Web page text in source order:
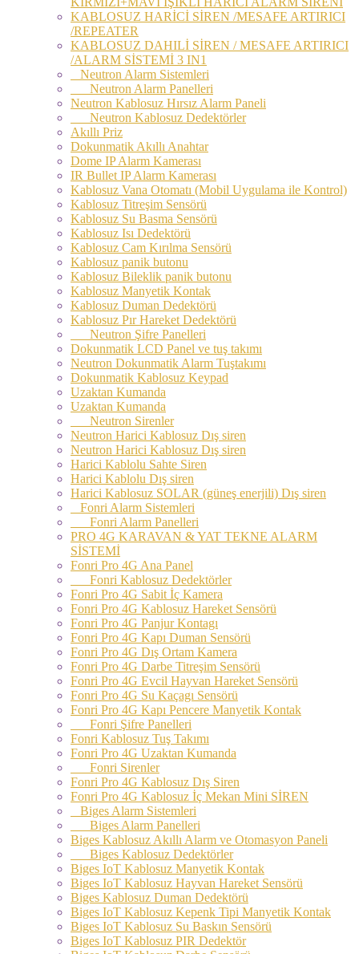
KABLOSUZ HARİCİ SİREN /MESAFE ARTIRICI
/REPEATER
KABLOSUZ DAHILİ SİREN / MESAFE ARTIRICI
/ALARM SİSTEMİ 3 IN1
Neutron Alarm Sistemleri
Neutron Alarm Panelleri
Neutron Kablosuz Hırsız Alarm Paneli
Neutron Kablosuz Dedektörler
Akıllı Priz
Dokunmatik Akıllı Anahtar
Dome IP Alarm Kamerası
IR Bullet IP Alarm Kamerası
Kablosuz Vana Otomatı (Mobil Uygulama ile Kontrol)
Kablosuz Titreşim Sensörü
Kablosuz Su Basma Sensörü
Kablosuz Isı Dedektörü
Kablosuz Cam Kırılma Sensörü
Kablosuz panik butonu
Kablosuz Bileklik panik butonu
Kablosuz Manyetik Kontak
Kablosuz Duman Dedektörü
Kablosuz Pır Hareket Dedektörü
Neutron Şifre Panelleri
Dokunmatik LCD Panel ve tuş takımı
Neutron Dokunmatik Alarm Tuştakımı
Dokunmatik Kablosuz Keypad
Uzaktan Kumanda
Uzaktan Kumanda
Neutron Sirenler
Neutron Harici Kablosuz Dış siren
Neutron Harici Kablosuz Dış siren
Harici Kablolu Sahte Siren
Harici Kablolu Dış siren
Harici Kablosuz SOLAR (güneş enerjili) Dış siren
Fonri Alarm Sistemleri
Fonri Alarm Panelleri
PRO 4G KARAVAN & YAT TEKNE ALARM
SİSTEMİ
Fonri Pro 4G Ana Panel
Fonri Kablosuz Dedektörler
Fonri Pro 4G Sabit İç Kamera
Fonri Pro 4G Kablosuz Hareket Sensörü
Fonri Pro 4G Panjur Kontagı
Fonri Pro 4G Kapı Duman Sensörü
Fonri Pro 4G Dış Ortam Kamera
Fonri Pro 4G Darbe Titreşim Sensörü
Fonri Pro 4G Evcil Hayvan Hareket Sensörü
Fonri Pro 4G Su Kaçagı Sensörü
Fonri Pro 4G Kapı Pencere Manyetik Kontak
Fonri Şifre Panelleri
Fonri Kablosuz Tuş Takımı
Fonri Pro 4G Uzaktan Kumanda
Fonri Sirenler
Fonri Pro 4G Kablosuz Dış Siren
Fonri Pro 4G Kablosuz İç Mekan Mini SİREN
Biges Alarm Sistemleri
Biges Alarm Panelleri
Biges Kablosuz Akıllı Alarm ve Otomasyon Paneli
Biges Kablosuz Dedektörler
Biges IoT Kablosuz Manyetik Kontak
Biges IoT Kablosuz Hayvan Hareket Sensörü
Biges Kablosuz Duman Dedektörü
Biges IoT Kablosuz Kepenk Tipi Manyetik Kontak
Biges IoT Kablosuz Su Baskın Sensörü
Biges IoT Kablosuz PIR Dedektör